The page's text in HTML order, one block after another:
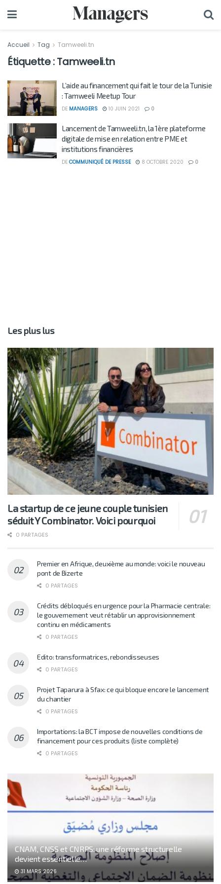
Accueil Tag Tamweeli.tn
Étiquette :Tamweeli.tn
L’aide au financement qui fait le tour de la Tunisie
: Tamweeli Meetup Tour
DE MANAGERS 10 JUIN 2021 0
Lancement de Tamweeli.tn, la 1ère plateforme
digitale de mise en relation entre PME et
institutions financières
DE COMMUNIQUÉ DE PRESSE 8 OCTOBRE 2020 0
Les plus lus
La startup de ce jeune couple tunisien
séduit Y Combinator. Voici pourquoi
0 PARTAGES
Premier en Afrique, deuxième au monde: voici le nouveau
pont de Bizerte
0 PARTAGES
Crédits débloqués en urgence pour la Pharmacie centrale:
le gouvernement veut rétablir un approvisionnement
continu en médicaments
0 PARTAGES
Edito: transformatrices, rebondisseuses
0 PARTAGES
Projet Taparura à Sfax: ce qui bloque encore le lancement
du chantier
0 PARTAGES
Importations: la BCT impose de nouvelles conditions de
financement pour ces produits (liste complète)
0 PARTAGES
CNAM, CNSS et CNRPS: une réforme structurelle
devient essentielle…
31 MARS 2026